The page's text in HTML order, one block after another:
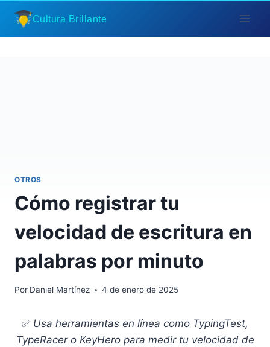
Saltar
contenido
Cultura Brillante
OTROS
Cómo registrar tu
velocidad de escritura en
palabras por minuto
Por Daniel Martínez 4 de enero de 2025
✅ Usa herramientas en línea como TypingTest,
TypeRacer o KeyHero para medir tu velocidad de